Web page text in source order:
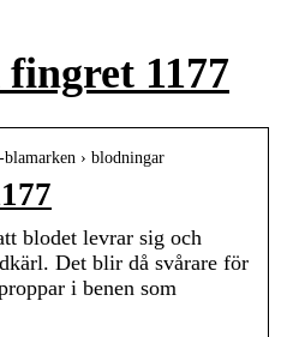
1177
› blodningar
blodet levrar sig och
Det blir då svårare för
i benen som